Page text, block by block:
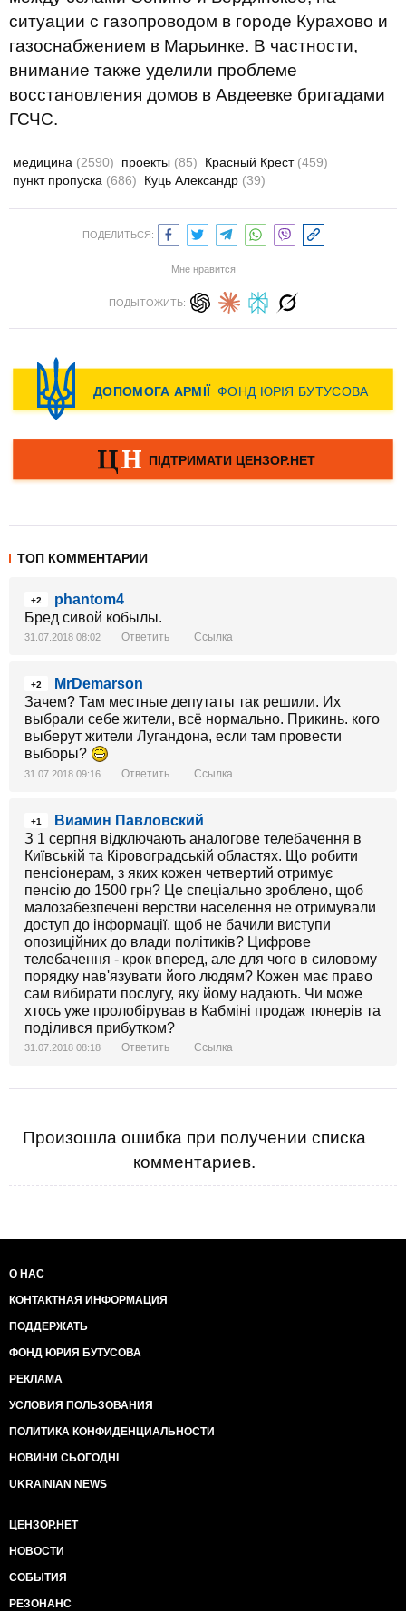
ситуации с газопроводом в городе Курахово и
газоснабжением в Марьинке. В частности,
внимание также уделили проблеме
восстановления домов в Авдеевке бригадами
ГСЧС.
медицина (2590) проекты (85) Красный Крест (459)
пункт пропуска (686) Куць Александр (39)
ПОДЕЛИТЬСЯ:
Мне нравится
ПОДЫТОЖИТЬ:
ТОП КОММЕНТАРИИ
+2
phantom4
Бред сивой кобылы.
31.07.2018 08:02 Ответить Ссылка
+2
MrDemarson
Зачем? Там местные депутаты так решили. Их
выбрали себе жители, всё нормально. Прикинь. кого
выберут жители Лугандона, если там провести
выборы?
31.07.2018 09:16 Ответить Ссылка
+1
Виамин Павловский
З 1 серпня відключають аналогове телебачення в
Київській та Кіровоградській областях. Що робити
пенсіонерам, з яких кожен четвертий отримує
пенсію до 1500 грн? Це спеціально зроблено, щоб
малозабезпечені верстви населення не отримували
доступ до інформації, щоб не бачили виступи
опозиційних до влади політиків? Цифрове
телебачення - крок вперед, але для чого в силовому
порядку нав'язувати його людям? Кожен має право
сам вибирати послугу, яку йому надають. Чи може
хтось уже пролобірував в Кабміні продаж тюнерів та
поділився прибутком?
31.07.2018 08:18 Ответить Ссылка
Произошла ошибка при получении списка
комментариев.
О НАС
КОНТАКТНАЯ ИНФОРМАЦИЯ
ПОДДЕРЖАТЬ
ФОНД ЮРИЯ БУТУСОВА
РЕКЛАМА
УСЛОВИЯ ПОЛЬЗОВАНИЯ
ПОЛИТИКА КОНФИДЕНЦИАЛЬНОСТИ
НОВИНИ СЬОГОДНІ
UKRAINIAN NEWS
ЦЕНЗОР.НЕТ
НОВОСТИ
СОБЫТИЯ
РЕЗОНАНС